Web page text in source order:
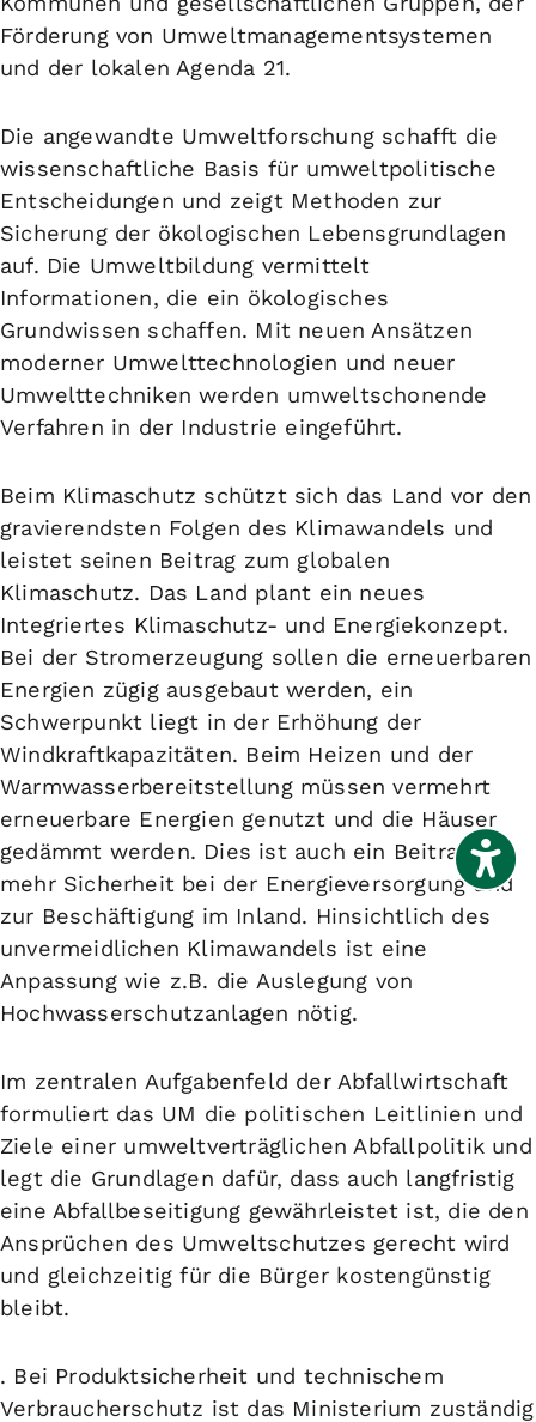
Förderung von Umweltmanagementsystemen
und der lokalen Agenda 21.
Die angewandte Umweltforschung schafft die
wissenschaftliche Basis für umweltpolitische
Entscheidungen und zeigt Methoden zur
Sicherung der ökologischen Lebensgrundlagen
auf. Die Umweltbildung vermittelt
Informationen, die ein ökologisches
Grundwissen schaffen. Mit neuen Ansätzen
moderner Umwelttechnologien und neuer
Umwelttechniken werden umweltschonende
Verfahren in der Industrie eingeführt.
Beim Klimaschutz schützt sich das Land vor den
gravierendsten Folgen des Klimawandels und
leistet seinen Beitrag zum globalen
Klimaschutz. Das Land plant ein neues
Integriertes Klimaschutz- und Energiekonzept.
Bei der Stromerzeugung sollen die erneuerbaren
Energien zügig ausgebaut werden, ein
Schwerpunkt liegt in der Erhöhung der
Windkraftkapazitäten. Beim Heizen und der
Warmwasserbereitstellung müssen vermehrt
erneuerbare Energien genutzt und die Häuser
gedämmt werden. Dies ist auch ein Beitrag zu
mehr Sicherheit bei der Energieversorgung und
zur Beschäftigung im Inland. Hinsichtlich des
unvermeidlichen Klimawandels ist eine
Anpassung wie z.B. die Auslegung von
Hochwasserschutzanlagen nötig.
Im zentralen Aufgabenfeld der Abfallwirtschaft
formuliert das UM die politischen Leitlinien und
Ziele einer umweltverträglichen Abfallpolitik und
legt die Grundlagen dafür, dass auch langfristig
eine Abfallbeseitigung gewährleistet ist, die den
Ansprüchen des Umweltschutzes gerecht wird
und gleichzeitig für die Bürger kostengünstig
bleibt.
. Bei Produktsicherheit und technischem
Verbraucherschutz ist das Ministerium zuständig